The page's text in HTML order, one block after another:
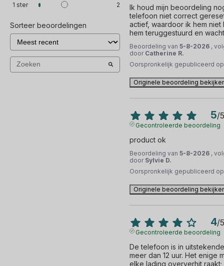
1 ster 2
Sorteer beoordelingen
Ik houd mijn beoordeling
telefoon niet correct
actief, waardoor ik hem
hem teruggestuurd en
Beoordeling van 5-8-2026 ,
door Catherine R.
Oorspronkelijk gepubliceerd
Originele beoordeling
5/5
Gecontroleerde beoordeling
product ok
Beoordeling van 5-8-2026 ,
door Sylvie D.
Oorspronkelijk gepubliceerd
Originele beoordeling
4/5
Gecontroleerde beoordeling
De telefoon is in
meer dan 12 uur. Het enige
elke lading oververhit